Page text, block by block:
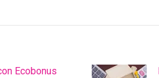
Ecobonus